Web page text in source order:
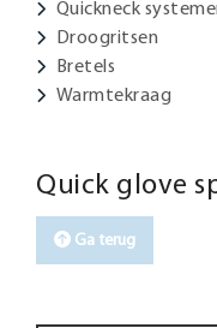
Quickneck
Droogritsen
Bretels
Warmtekraag
Quick glove
Ga terug